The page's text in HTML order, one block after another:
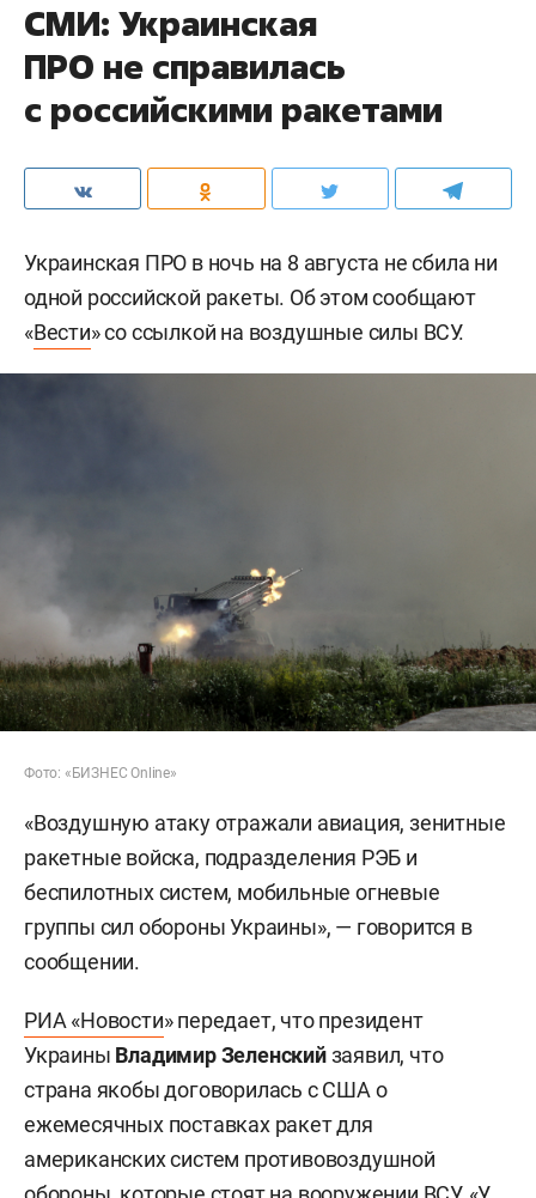
СМИ: Украинская
ПРО не справилась
с российскими ракетами
Украинская ПРО в ночь на 8 августа не сбила ни
одной российской ракеты. Об этом сообщают
«Вести» со ссылкой на воздушные силы ВСУ.
Фото: «БИЗНЕС Online»
«Воздушную атаку отражали авиация, зенитные
ракетные войска, подразделения РЭБ и
беспилотных систем, мобильные огневые
группы сил обороны Украины», — говорится в
сообщении.
РИА «Новости» передает, что президент
Украины Владимир Зеленскийзаявил, что
страна якобы договорилась с США о
ежемесячных поставках ракет для
американских систем противовоздушной